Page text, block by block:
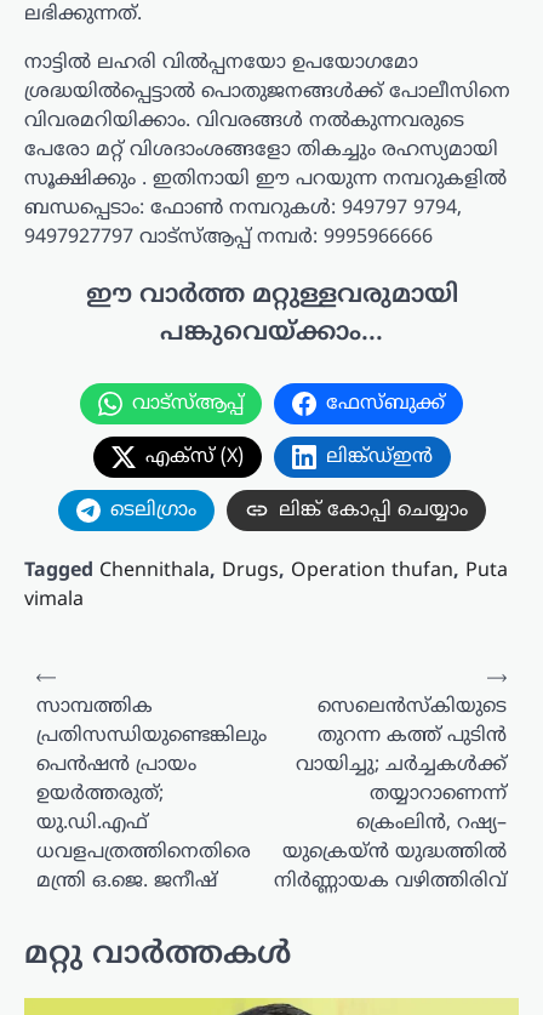
ലഭിക്കുന്നത്.
നാട്ടിൽ ലഹരി വിൽപ്പനയോ ഉപയോഗമോ
ശ്രദ്ധയിൽപ്പെട്ടാൽ പൊതുജനങ്ങൾക്ക് പോലീസിനെ
വിവരമറിയിക്കാം. വിവരങ്ങൾ നൽകുന്നവരുടെ
പേരോ മറ്റ് വിശദാംശങ്ങളോ തികച്ചും രഹസ്യമായി
സൂക്ഷിക്കും . ഇതിനായി ഈ പറയുന്ന നമ്പറുകളിൽ
ബന്ധപ്പെടാം: ഫോൺ നമ്പറുകൾ: 949797 9794,
9497927797 വാട്‌സ്ആപ്പ് നമ്പർ: 9995966666
ഈ വാർത്ത മറ്റുള്ളവരുമായി
പങ്കുവെയ്ക്കാം...
വാട്സ്ആപ്പ് ഫേസ്ബുക്ക്
എക്സ് (X) ലിങ്ക്ഡ്ഇൻ
ടെലിഗ്രാം ലിങ്ക് കോപ്പി ചെയ്യാം
Tagged Chennithala, Drugs, Operation thufan, Puta
vimala
പോസ്റ്റുകളിലൂടെ
⟵
സാമ്പത്തിക
പ്രതിസന്ധിയുണ്ടെങ്കിലും
പെൻഷൻ പ്രായം
ഉയർത്തരുത്;
യു.ഡി.എഫ്
ധവളപത്രത്തിനെതിരെ
മന്ത്രി ഒ.ജെ. ജനീഷ്
സെലെൻസ്‌കിയുടെ
തുറന്ന കത്ത് പുടിൻ
വായിച്ചു; ചർച്ചകൾക്ക്
തയ്യാറാണെന്ന്
ക്രെംലിൻ, റഷ്യ–
യുക്രെയ്ൻ യുദ്ധത്തിൽ
നിർണ്ണായക വഴിത്തിരിവ്
⟶
മറ്റു വാർത്തകൾ